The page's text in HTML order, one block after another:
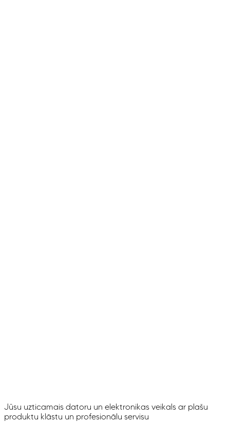
Jūsu uzticamais datoru un elektronikas veikals ar plašu
produktu klāstu un profesionālu servisu